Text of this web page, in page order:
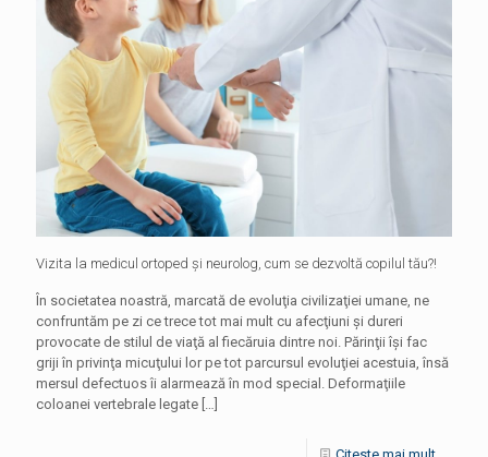
Vizita la medicul ortoped și neurolog, cum se dezvoltă copilul tău?!
În societatea noastră, marcată de evoluţia civilizaţiei umane, ne
confruntăm pe zi ce trece tot mai mult cu afecţiuni şi dureri
provocate de stilul de viaţă al fiecăruia dintre noi. Părinţii îşi fac
griji în privinţa micuţului lor pe tot parcursul evoluţiei acestuia, însă
mersul defectuos îi alarmează în mod special. Deformaţiile
coloanei vertebrale legate […]